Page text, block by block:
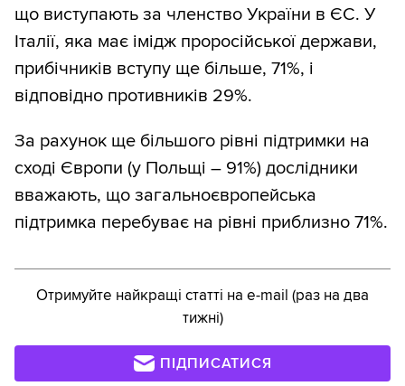
що виступають за членство України в ЄС. У
Італії, яка має імідж проросійської держави,
прибічників вступу ще більше, 71%, і
відповідно противників 29%.
За рахунок ще більшого рівні підтримки на
сході Європи (у Польщі – 91%) дослідники
вважають, що загальноєвропейська
підтримка перебуває на рівні приблизно 71%.
Отримуйте найкращі статті на e-mail (раз на два
тижні)
ПІДПИСАТИСЯ